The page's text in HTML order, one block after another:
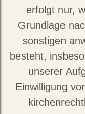
erfolgt nur,
Grundlage
sonstigen
besteht,
unserer
Einwilligung